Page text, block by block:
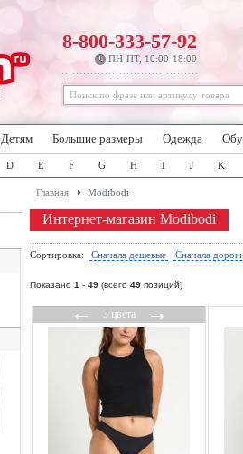
8-800-333-57-92
ПН-ПТ, 10:00-18:00
Детям Большие размеры Одежда
D E F G H I J K
Главная Modibodi
Интернет-магазин Modibodi
Сортировка: Сначала дешевые Сначала
Показано 1 - 49 (всего 49 позиций)
←3 цвета→